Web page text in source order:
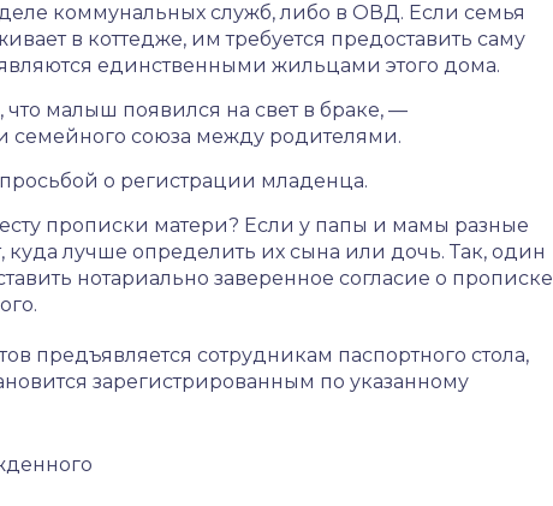
коммунальных служб, либо в ОВД. Если семья
в коттедже, им требуется предоставить саму
единственными жильцами этого дома.
малыш появился на свет в браке, —
семейного союза между родителями.
о регистрации младенца.
прописки матери? Если у папы и мамы разные
лучше определить их сына или дочь. Так, один
нотариально заверенное согласие о прописке
предъявляется сотрудникам паспортного стола,
зарегистрированным по указанному